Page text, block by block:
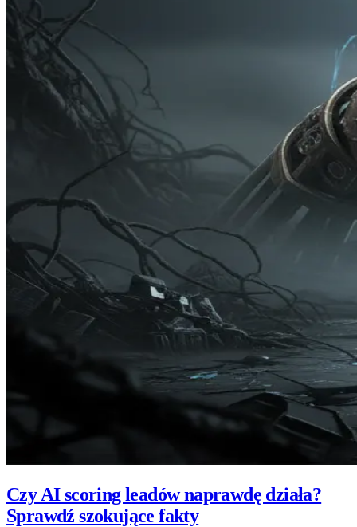
Czy AI scoring leadów naprawdę działa?
Sprawdź szokujące fakty